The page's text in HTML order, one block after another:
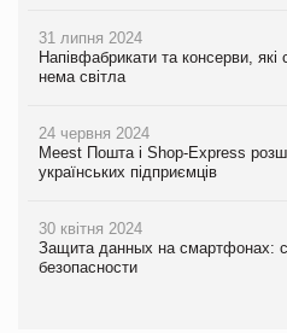
31 липня 2024
Напівфабрикати та консерви, які
нема світла
24 червня 2024
Meest Пошта і Shop-Express
українських підприємців
30 квітня 2024
Защита данных на смартфонах:
безопасности